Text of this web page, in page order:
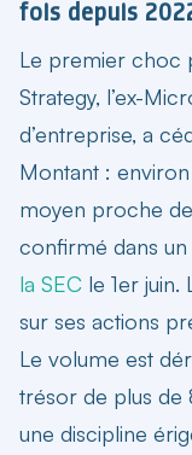
fois depuis
Le premier choc
Strategy, l’ex-
d’entreprise, a
Montant :
moyen proche
confirmé dans un
la SEC le 1er juin.
sur ses actions
Le volume est
trésor de plus
une discipline